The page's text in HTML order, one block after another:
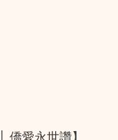
僑愛永世讚】